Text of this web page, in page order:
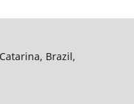
Brazil,